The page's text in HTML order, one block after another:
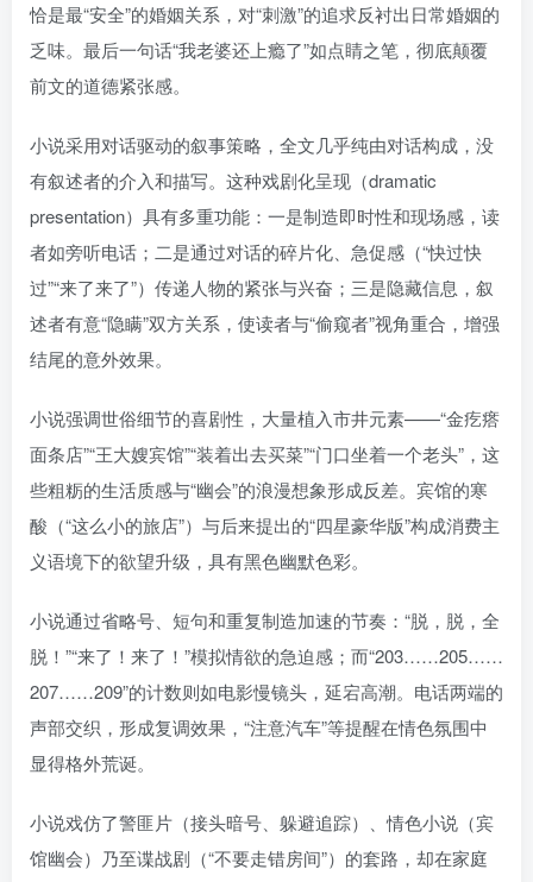
恰是最“安全”的婚姻关系，对“刺激”的追求反衬出日常婚姻的
乏味。最后一句话“我老婆还上瘾了”如点睛之笔，彻底颠覆
前文的道德紧张感。
小说采用对话驱动的叙事策略，全文几乎纯由对话构成，没
有叙述者的介入和描写。这种戏剧化呈现（dramatic
presentation）具有多重功能：一是制造即时性和现场感，读
者如旁听电话；二是通过对话的碎片化、急促感（“快过快
过”“来了来了”）传递人物的紧张与兴奋；三是隐藏信息，叙
述者有意“隐瞒”双方关系，使读者与“偷窥者”视角重合，增强
结尾的意外效果。
小说强调世俗细节的喜剧性，大量植入市井元素——“金疙瘩
面条店”“王大嫂宾馆”“装着出去买菜”“门口坐着一个老头”，这
些粗粝的生活质感与“幽会”的浪漫想象形成反差。宾馆的寒
酸（“这么小的旅店”）与后来提出的“四星豪华版”构成消费主
义语境下的欲望升级，具有黑色幽默色彩。
小说通过省略号、短句和重复制造加速的节奏：“脱，脱，全
脱！”“来了！来了！”模拟情欲的急迫感；而“203……205……
207……209”的计数则如电影慢镜头，延宕高潮。电话两端的
声部交织，形成复调效果，“注意汽车”等提醒在情色氛围中
显得格外荒诞。
小说戏仿了警匪片（接头暗号、躲避追踪）、情色小说（宾
馆幽会）乃至谍战剧（“不要走错房间”）的套路，却在家庭